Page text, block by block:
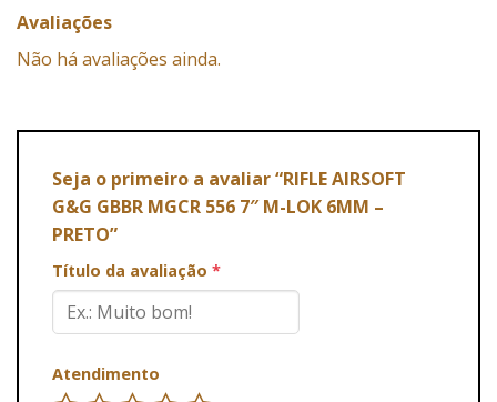
Avaliações
Não há avaliações ainda.
Seja o primeiro a avaliar “RIFLE AIRSOFT
G&G GBBR MGCR 556 7″ M-LOK 6MM –
PRETO”
Título da avaliação *
Atendimento